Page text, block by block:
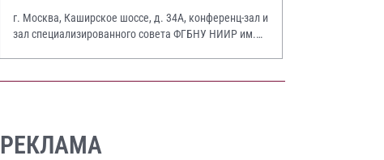
г. Москва, Каширское шоссе, д. 34А, конференц-зал и
зал специализированного совета ФГБНУ НИИР им.
РЕКЛАМА